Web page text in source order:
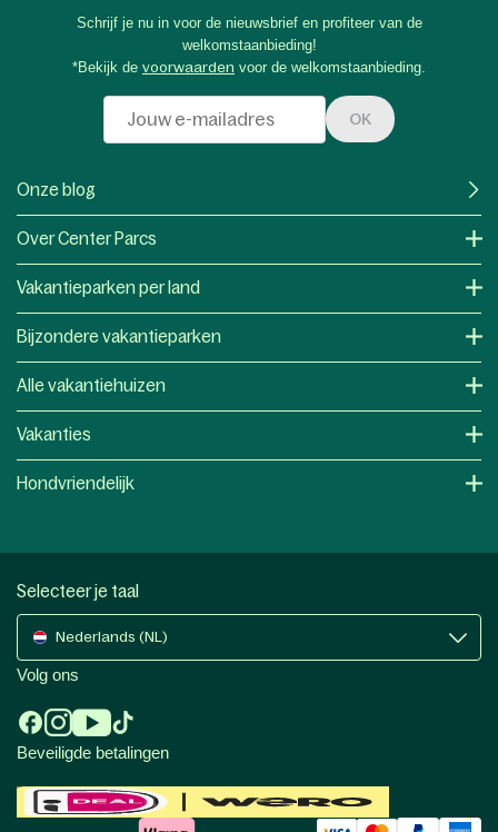
Schrijf je nu in voor de nieuwsbrief en profiteer van de
welkomstaanbieding!
*Bekijk de voorwaarden voor de welkomstaanbieding.
OK
Onze blog
Over Center Parcs
Vakantieparken per land
Bijzondere vakantieparken
Alle vakantiehuizen
Vakanties
Hondvriendelijk
Selecteer je taal
Nederlands (NL)
Volg ons
Beveiligde betalingen